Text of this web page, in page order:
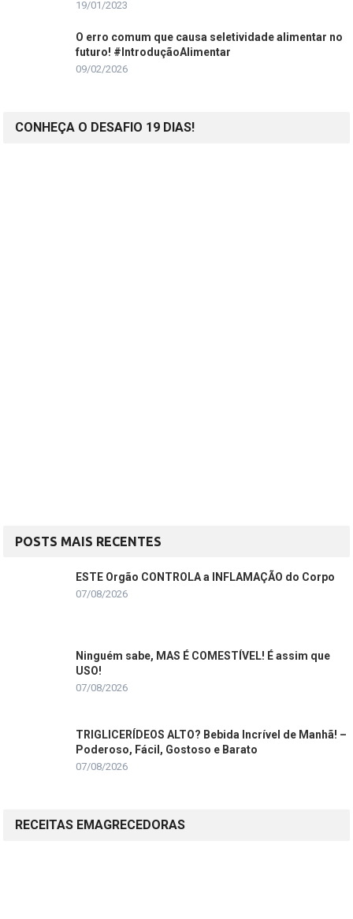
19/01/2023
O erro comum que causa seletividade alimentar no
futuro! #IntroduçãoAlimentar
09/02/2026
CONHEÇA O DESAFIO 19 DIAS!
POSTS MAIS RECENTES
ESTE Orgão CONTROLA a INFLAMAÇÃO do Corpo
07/08/2026
Ninguém sabe, MAS É COMESTÍVEL! É assim que
USO!
07/08/2026
TRIGLICERÍDEOS ALTO? Bebida Incrível de Manhã! –
Poderoso, Fácil, Gostoso e Barato
07/08/2026
RECEITAS EMAGRECEDORAS